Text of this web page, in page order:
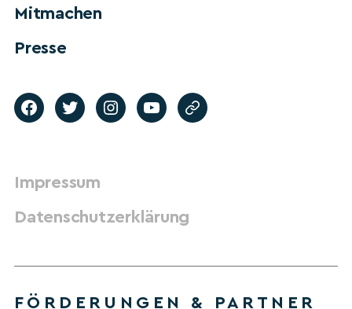
Mitmachen
Presse
Impressum
Datenschutzerklärung
FÖRDERUNGEN & PARTNER